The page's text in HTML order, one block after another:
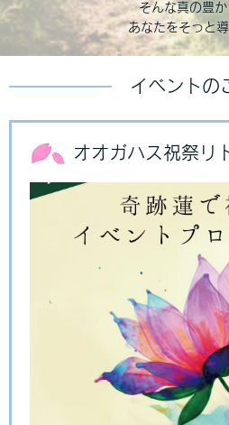
そんな真の豊か
あなたをそっと
イベントの
オオガハス祝祭リ